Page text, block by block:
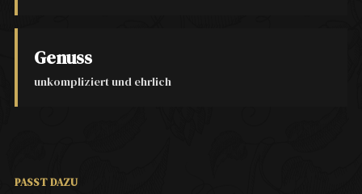
Genuss
unkompliziert und ehrlich
PASST DAZU